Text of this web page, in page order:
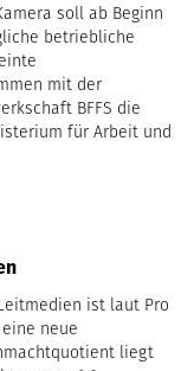
soll ab Beginn
betriebliche
mit der
BFFS die
für Arbeit und
ist laut Pro
neue
liegt